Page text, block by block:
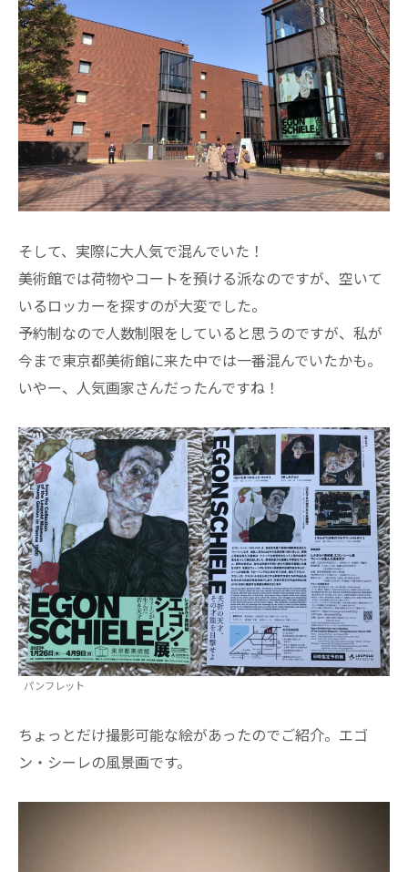
そして、実際に大人気で混んでいた！
美術館では荷物やコートを預ける派なのですが、空いて
いるロッカーを探すのが大変でした。
予約制なので人数制限をしていると思うのですが、私が
今まで東京都美術館に来た中では一番混んでいたかも。
いやー、人気画家さんだったんですね！
パンフレット
ちょっとだけ撮影可能な絵があったのでご紹介。エゴ
ン・シーレの風景画です。